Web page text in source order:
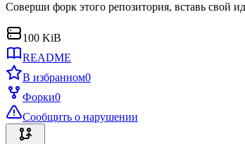
Соверши форк этого репозитория, вставь
100 KiB
README
В избранном0
Форки0
Сообщить о нарушении